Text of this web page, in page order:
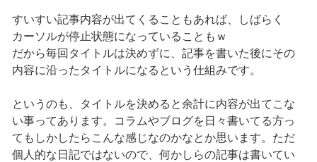
すいすい記事内容が出てくることもあれば、しばらく
カーソルが停止状態になっていることもｗ
だから毎回タイトルは決めずに、記事を書いた後にその
内容に沿ったタイトルになるという仕組みです。
というのも、タイトルを決めると余計に内容が出てこな
い事ってあります。コラムやブログを日々書いてる方っ
てもしかしたらこんな感じなのかなとか思います。ただ
個人的な日記ではないので、何かしらの記事は書いてい